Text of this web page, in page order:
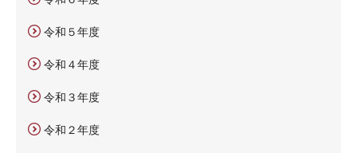
令和５年度
令和４年度
令和３年度
令和２年度